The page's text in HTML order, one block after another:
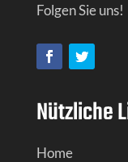
Folgen Sie uns!
Nützliche
Home